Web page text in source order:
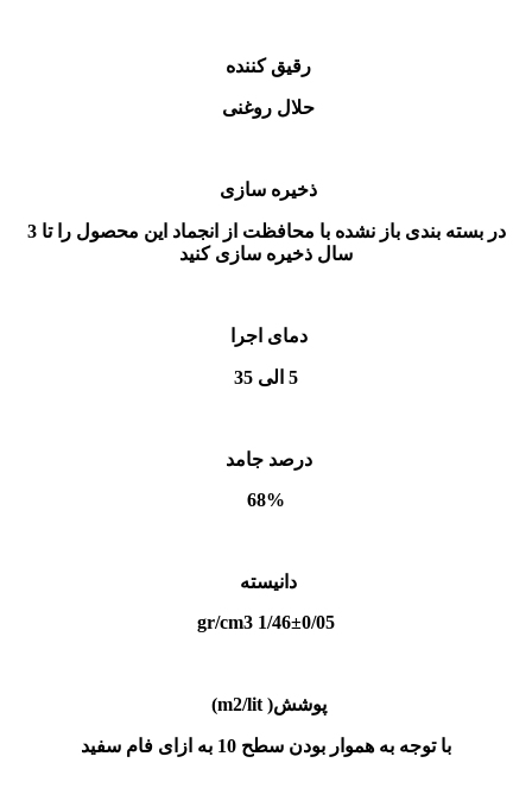
رقیق کننده
حلال روغنی
ذخیره سازی
در بسته بندی باز نشده با محافظت از انجماد این محصول را تا 3
سال ذخیره سازی کنید
دمای اجرا
5 الی 35
درصد جامد
68%
دانیسته
1/46±0/05 gr/cm3
پوشش( m2/lit)
با توجه به هموار بودن سطح 10 به ازای فام سفید